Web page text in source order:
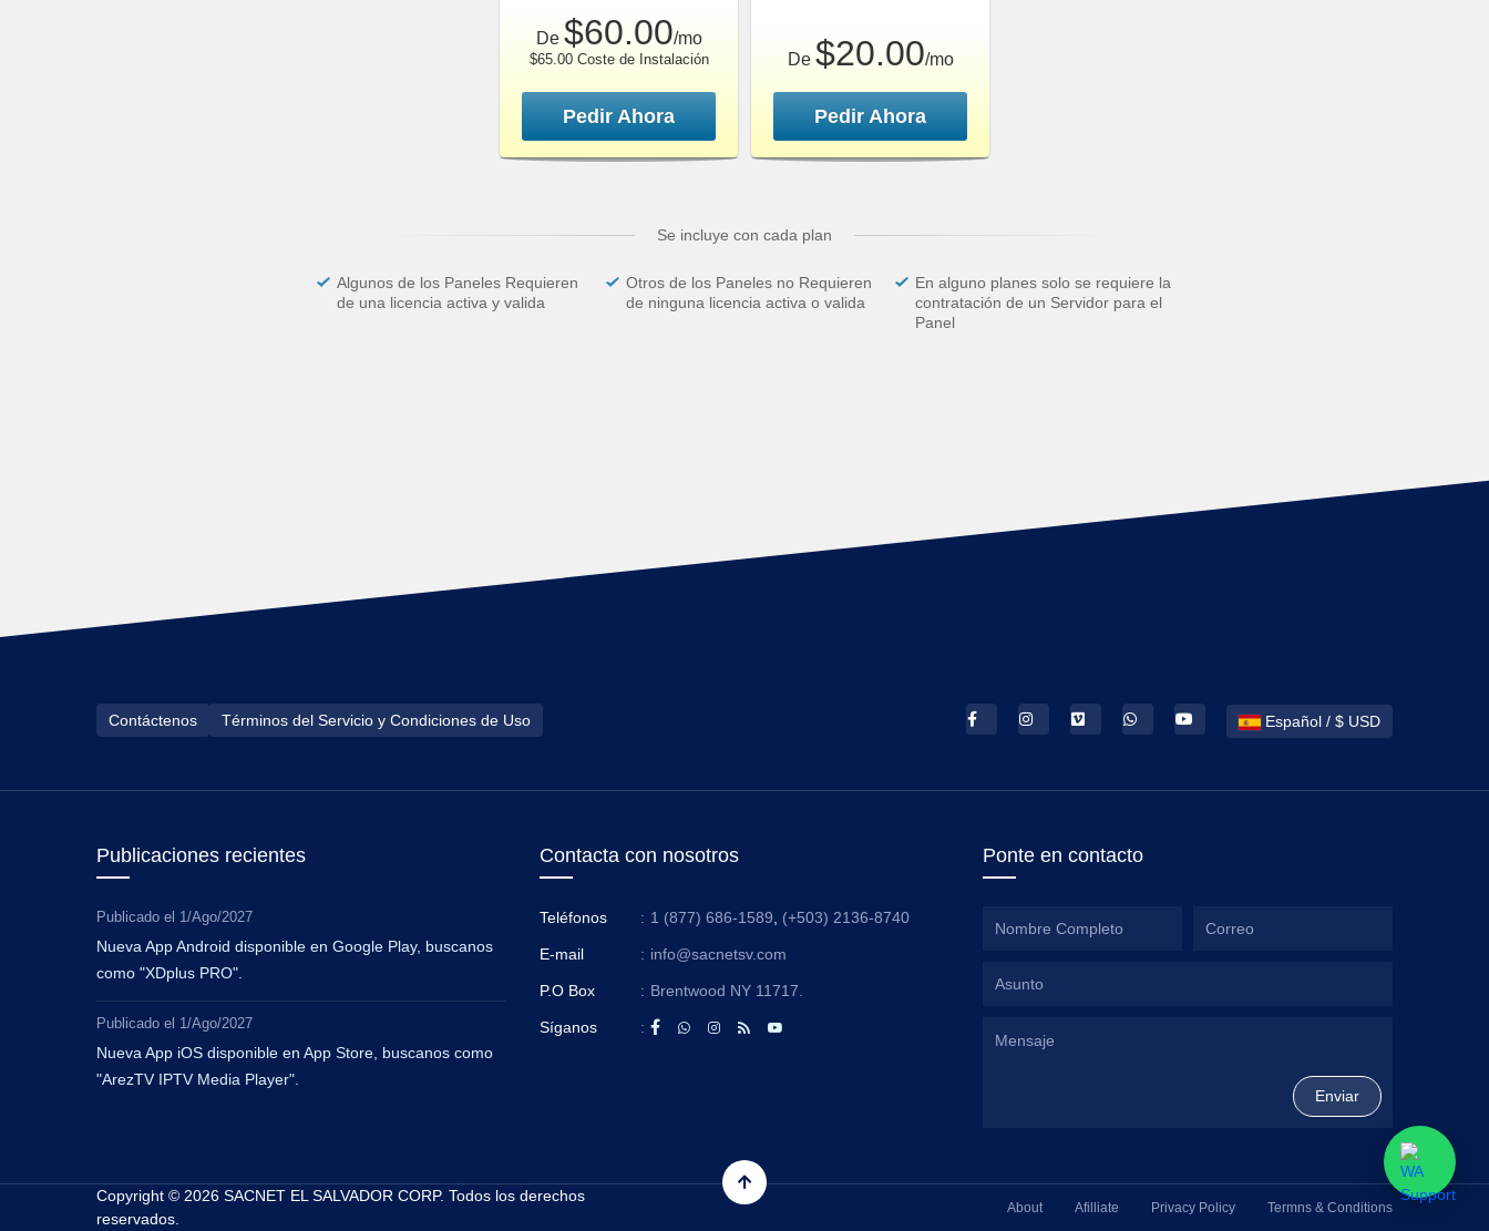
De $60.00/mo
$65.00 Coste de Instalación
Pedir Ahora
De $20.00/mo
Pedir Ahora
Se incluye con cada plan
Algunos de los Paneles Requieren
de una licencia activa y valida
Otros de los Paneles no Requieren
de ninguna licencia activa o valida
En alguno planes solo se requiere la
contratación de un Servidor para el
Panel
Español / $ USD
Contáctenos Términos del Servicio y Condiciones de Uso
Publicaciones recientes
Publicado el 1/Ago/2027
Nueva App Android disponible en Google Play, buscanos
como "XDplus PRO".
Publicado el 1/Ago/2027
Nueva App iOS disponible en App Store, buscanos como
"ArezTV IPTV Media Player".
Contacta con nosotros
Teléfonos : 1 (877) 686-1589 (+503) 2136-8740
E-mail : info@sacnetsv.com
P.O Box : Brentwood NY 11717.
Síganos :
Ponte en contacto
Copyright © 2026 SACNET EL SALVADOR CORP. Todos los derechos
reservados.
About Afilliate Privacy Policy Termns & Conditions